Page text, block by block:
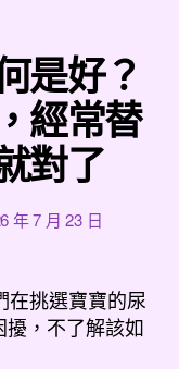
是好？
經常替
對了
年 7 月 23 日
在挑選寶寶的尿
，不了解該如